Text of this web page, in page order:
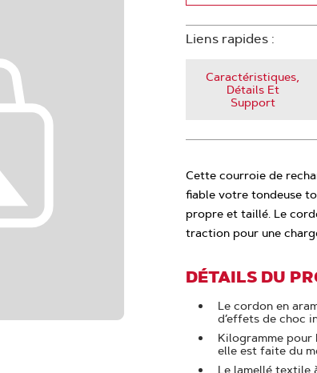
Liens rapides :
Caractéristiques,
Détails Et
Support
Cette courroie de
fiable votre tondeuse
propre et taillé. Le
traction pour une
DÉTAILS DU
Le cordon en
d’effets de choc
Kilogramme pour
elle est faite du
Le lamellé textile